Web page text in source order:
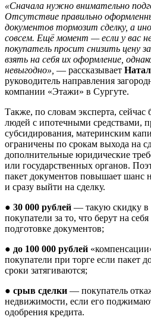
«Сначала нужно внимательно
Отсутствие правильно
документов тормозит сделку, а
совсем. Ещё момент — если у вас
покупатель просит снизить цену
взять на себя их оформление,
невыгодно», — рассказывает
руководитель направления
компании «Этажи» в Сургуте.
Также, по словам эксперта,
людей с ипотечными средствами,
субсидирования, материнским
ограничены по срокам выхода на
дополнительные юридические
или государственных органов.
пакет документов повышает шанс
и сразу выйти на сделку.
● 30 000 рублей — такую скидку в
покупатели за то, что берут на
подготовке документов;
● до 100 000 рублей
покупатели при торге если пакет
сроки затягиваются;
● срыв сделки — покупатель
недвижимости, если его
одобрения кредита.